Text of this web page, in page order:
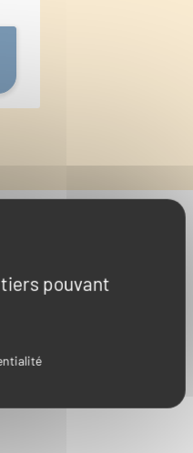
pouvant